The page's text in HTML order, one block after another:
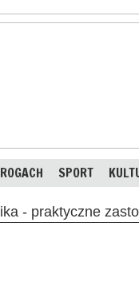
SPORT
- praktyczne